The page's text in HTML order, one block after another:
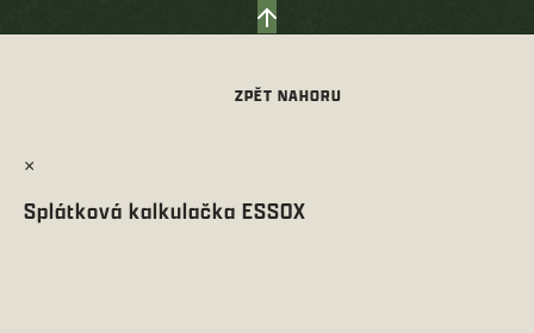
×
Splátková kalkulačka ESSOX